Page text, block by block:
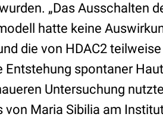
„Das Ausschalten
hatte keine
die von HDAC2
spontaner
Untersuchung
Maria Sibilia am